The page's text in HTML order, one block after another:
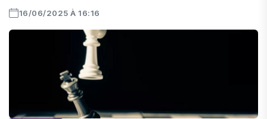
16/06/2025 À 16:16